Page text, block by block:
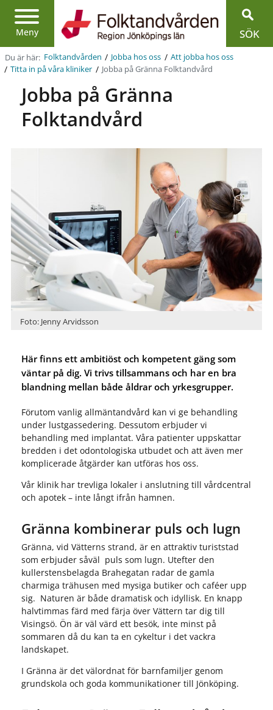
Meny
Region
Jönköpings
län
SÖK
Du är här: Folktandvården / Jobba hos oss / Att jobba hos oss
/ Titta in på våra kliniker / Jobba på Gränna Folktandvård
Jobba på Gränna
Folktandvård
Foto: Jenny Arvidsson
Här finns ett ambitiöst och kompetent gäng som
väntar på dig. Vi trivs tillsammans och har en bra
blandning mellan både åldrar och yrkesgrupper.
Förutom vanlig allmäntandvård kan vi ge behandling
under lustgassedering. Dessutom erbjuder vi
behandling med implantat. Våra patienter uppskattar
bredden i det odontologiska utbudet och att även mer
komplicerade åtgärder kan utföras hos oss.
Vår klinik har trevliga lokaler i anslutning till vårdcentral
och apotek – inte långt ifrån hamnen.
Gränna kombinerar puls och lugn
Gränna, vid Vätterns strand, är en attraktiv turiststad
som erbjuder såväl puls som lugn. Utefter den
kullerstensbelagda Brahegatan radar de gamla
charmiga trähusen med mysiga butiker och caféer upp
sig. Naturen är både dramatisk och idyllisk. En knapp
halvtimmas färd med färja över Vättern tar dig till
Visingsö. Ön är väl värd ett besök, inte minst på
sommaren då du kan ta en cykeltur i det vackra
landskapet.
I Gränna är det välordnat för barnfamiljer genom
grundskola och goda kommunikationer till Jönköping.